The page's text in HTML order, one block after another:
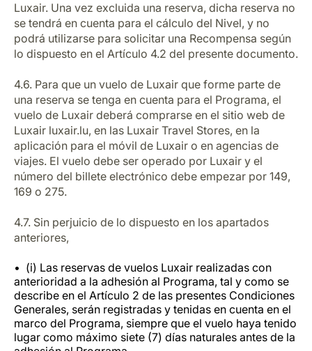
Luxair. Una vez excluida una reserva, dicha reserva no
se tendrá en cuenta para el cálculo del Nivel, y no
podrá utilizarse para solicitar una Recompensa según
lo dispuesto en el Artículo 4.2 del presente documento.
4.6. Para que un vuelo de Luxair que forme parte de
una reserva se tenga en cuenta para el Programa, el
vuelo de Luxair deberá comprarse en el sitio web de
Luxair luxair.lu, en las Luxair Travel Stores, en la
aplicación para el móvil de Luxair o en agencias de
viajes. El vuelo debe ser operado por Luxair y el
número del billete electrónico debe empezar por 149,
169 o 275.
4.7. Sin perjuicio de lo dispuesto en los apartados
anteriores,
(i) Las reservas de vuelos Luxair realizadas con
anterioridad a la adhesión al Programa, tal y como se
describe en el Artículo 2 de las presentes Condiciones
Generales, serán registradas y tenidas en cuenta en el
marco del Programa, siempre que el vuelo haya tenido
lugar como máximo siete (7) días naturales antes de la